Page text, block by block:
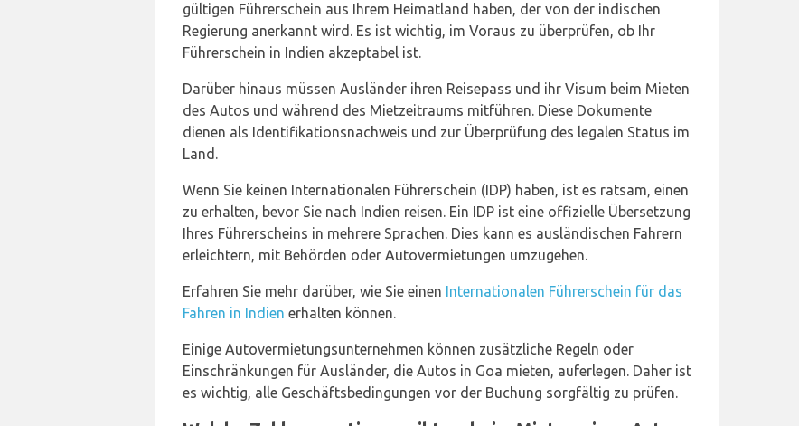
gültigen Führerschein aus Ihrem Heimatland haben, der von der indischen
Regierung anerkannt wird. Es ist wichtig, im Voraus zu überprüfen, ob Ihr
Führerschein in Indien akzeptabel ist.
Darüber hinaus müssen Ausländer ihren Reisepass und ihr Visum beim Mieten
des Autos und während des Mietzeitraums mitführen. Diese Dokumente
dienen als Identifikationsnachweis und zur Überprüfung des legalen Status im
Land.
Wenn Sie keinen Internationalen Führerschein (IDP) haben, ist es ratsam, einen
zu erhalten, bevor Sie nach Indien reisen. Ein IDP ist eine offizielle Übersetzung
Ihres Führerscheins in mehrere Sprachen. Dies kann es ausländischen Fahrern
erleichtern, mit Behörden oder Autovermietungen umzugehen.
Erfahren Sie mehr darüber, wie Sie einen Internationalen Führerschein für das
Fahren in Indien erhalten können.
Einige Autovermietungsunternehmen können zusätzliche Regeln oder
Einschränkungen für Ausländer, die Autos in Goa mieten, auferlegen. Daher ist
es wichtig, alle Geschäftsbedingungen vor der Buchung sorgfältig zu prüfen.